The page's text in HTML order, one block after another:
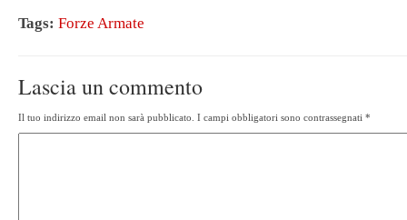
Tags: Forze Armate
Lascia un commento
Il tuo indirizzo email non sarà pubblicato. I campi obbligatori sono contrassegnati *